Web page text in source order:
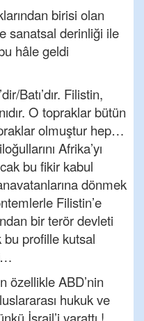
birisi olan
sanatsal derinliği ile
hâle geldi
Batı’dır. Filistin,
O topraklar bütün
olmuştur hep…
Afrika’yı
bu fikir kabul
dönmek
Filistin’e
bir terör devleti
profille kutsal
özellikle ABD’nin
hukuk ve